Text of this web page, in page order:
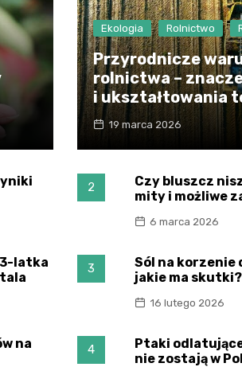
latka
na
Ekologia Rolnictwo
Przyrodnicze
rolnictwa –
i ukształtowania
19 marca 2026
2
Czy bluszcz
mity i możliwe
6 marca 2026
3
Sól na korzenie
jakie ma skutki?
16 lutego 2026
4
Ptaki
nie zostają w